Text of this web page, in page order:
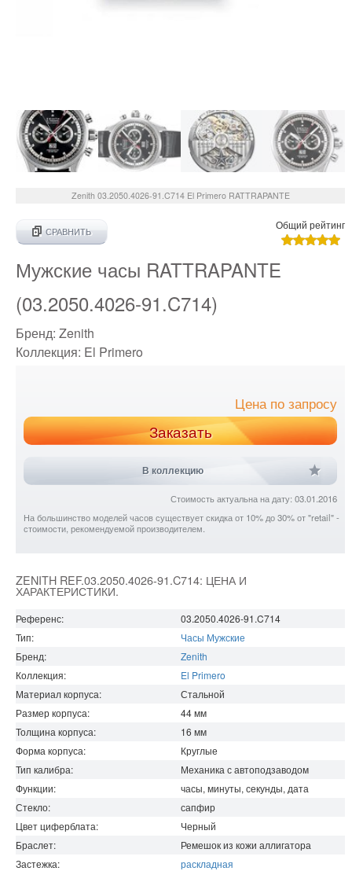
Zenith 03.2050.4026-91.C714 El Primero RATTRAPANTE
СРАВНИТЬ
Общий рейтинг
Мужские часы RATTRAPANTE
(03.2050.4026-91.C714)
Бренд: Zenith
Коллекция: El Primero
Цена по запросу
Заказать
В коллекцию
Стоимость актуальна на дату: 03.01.2016
На большинство моделей часов существует скидка от 10% до 30% от "retail" -
стоимости, рекомендуемой производителем.
ZENITH REF.03.2050.4026-91.C714: ЦЕНА И
ХАРАКТЕРИСТИКИ.
Референс:
03.2050.4026-91.C714
Тип:
Часы Мужские
Бренд:
Zenith
Коллекция:
El Primero
Материал корпуса:
Стальной
Размер корпуса:
44мм
Толщина корпуса:
16 мм
Форма корпуса:
Круглые
Тип калибра:
Механика с автоподзаводом
Функции:
часы, минуты, секунды, дата
Стекло:
сапфир
Цвет циферблата:
Черный
Браслет:
Ремешок из кожи аллигатора
Застежка:
раскладная